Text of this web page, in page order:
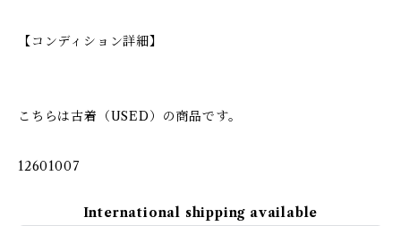
【コンディション詳細】
こちらは古着（USED）の商品です。
12601007
International shipping available